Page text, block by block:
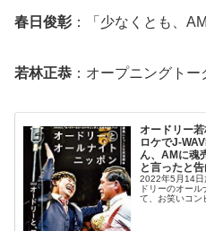
春日俊彰 ：「少なくとも、
若林正恭 ：オープニングト
オードリー
ロケでJ-
ん、AMに魂
と言ったと告
2022年5月14日
ドリーのオー
て、お笑いコン